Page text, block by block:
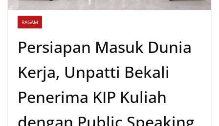
RAGAM
Persiapan Masuk Dunia
Kerja, Unpatti Bekali
Penerima KIP Kuliah